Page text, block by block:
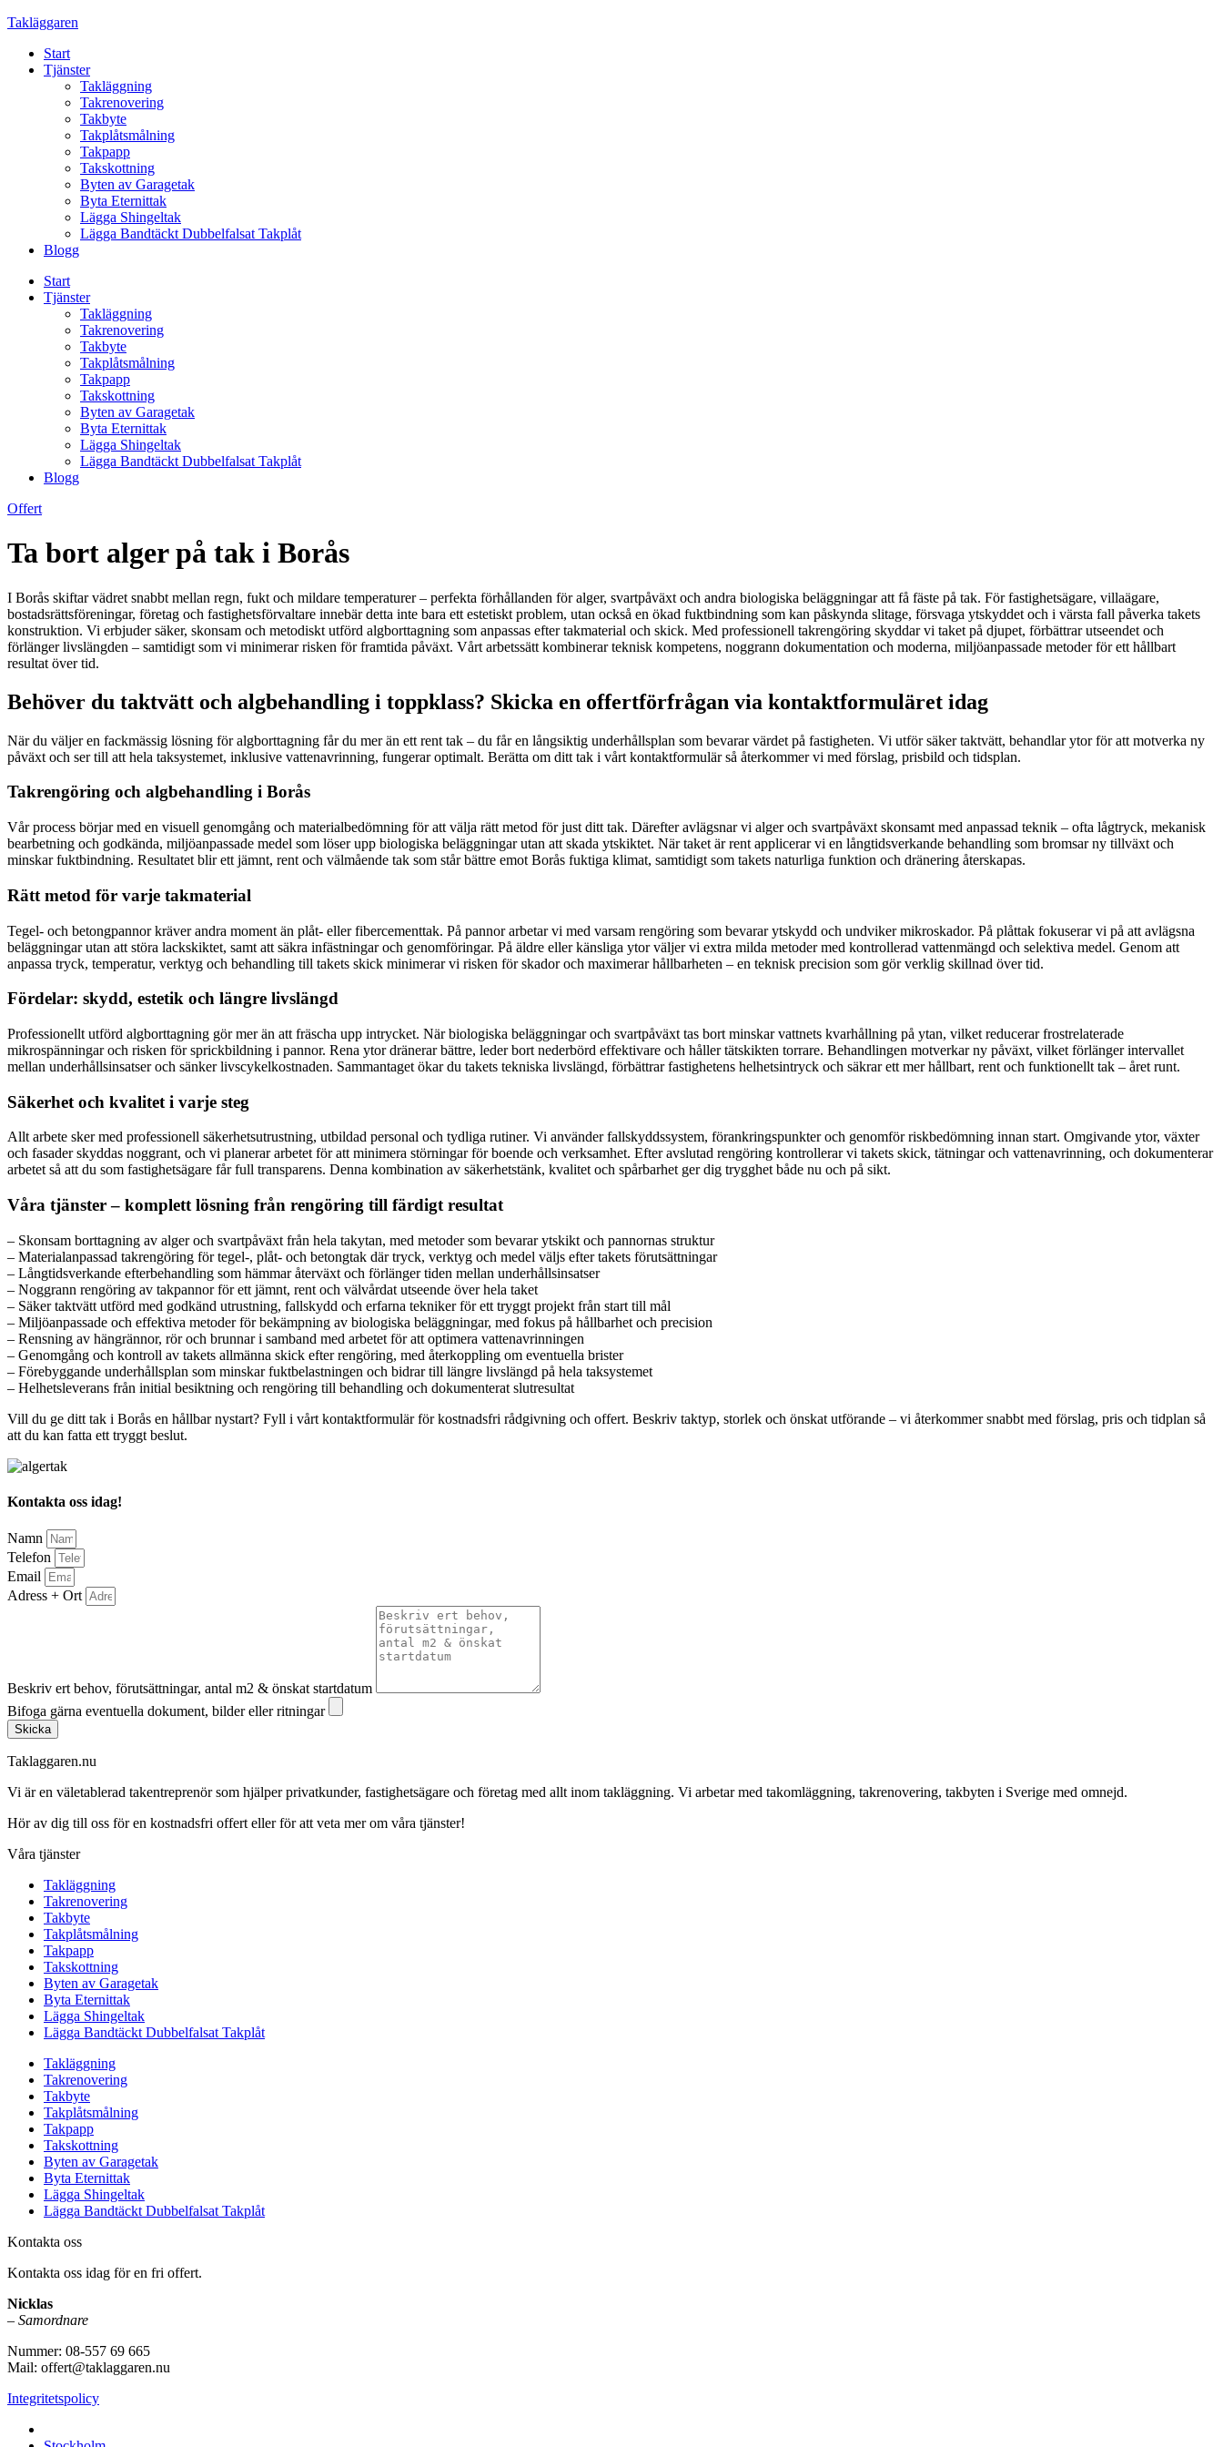
Skip
content
Takläggaren
Start
Tjänster
Takläggning
Takrenovering
Takbyte
Takplåtsmålning
Takpapp
Takskottning
Byten av Garagetak
Byta Eternittak
Lägga Shingeltak
Lägga Bandtäckt Dubbelfalsat Takplåt
Blogg
Start
Tjänster
Takläggning
Takrenovering
Takbyte
Takplåtsmålning
Takpapp
Takskottning
Byten av Garagetak
Byta Eternittak
Lägga Shingeltak
Lägga Bandtäckt Dubbelfalsat Takplåt
Blogg
Offert
Ta bort alger på tak i Borås
I Borås skiftar vädret snabbt mellan regn, fukt och mildare temperaturer – perfekta förhållanden för alger, svartpåväxt och andra biologiska beläggningar att få fäste på tak. För fastighetsägare, villaägare,
bostadsrättsföreningar, företag och fastighetsförvaltare innebär detta inte bara ett estetiskt problem, utan också en ökad fuktbindning som kan påskynda slitage, försvaga ytskyddet och i värsta fall påverka takets
konstruktion. Vi erbjuder säker, skonsam och metodiskt utförd algborttagning som anpassas efter takmaterial och skick. Med professionell takrengöring skyddar vi taket på djupet, förbättrar utseendet och
förlänger livslängden – samtidigt som vi minimerar risken för framtida påväxt. Vårt arbetssätt kombinerar teknisk kompetens, noggrann dokumentation och moderna, miljöanpassade metoder för ett hållbart
resultat över tid.
Behöver du taktvätt och algbehandling i toppklass? Skicka en offertförfrågan via kontaktformuläret idag
När du väljer en fackmässig lösning för algborttagning får du mer än ett rent tak – du får en långsiktig underhållsplan som bevarar värdet på fastigheten. Vi utför säker taktvätt, behandlar ytor för att motverka ny
påväxt och ser till att hela taksystemet, inklusive vattenavrinning, fungerar optimalt. Berätta om ditt tak i vårt kontaktformulär så återkommer vi med förslag, prisbild och tidsplan.
Takrengöring och algbehandling i Borås
Vår process börjar med en visuell genomgång och materialbedömning för att välja rätt metod för just ditt tak. Därefter avlägsnar vi alger och svartpåväxt skonsamt med anpassad teknik – ofta lågtryck, mekanisk
bearbetning och godkända, miljöanpassade medel som löser upp biologiska beläggningar utan att skada ytskiktet. När taket är rent applicerar vi en långtidsverkande behandling som bromsar ny tillväxt och
minskar fuktbindning. Resultatet blir ett jämnt, rent och välmående tak som står bättre emot Borås fuktiga klimat, samtidigt som takets naturliga funktion och dränering återskapas.
Rätt metod för varje takmaterial
Tegel- och betongpannor kräver andra moment än plåt- eller fibercementtak. På pannor arbetar vi med varsam rengöring som bevarar ytskydd och undviker mikroskador. På plåttak fokuserar vi på att avlägsna
beläggningar utan att störa lackskiktet, samt att säkra infästningar och genomföringar. På äldre eller känsliga ytor väljer vi extra milda metoder med kontrollerad vattenmängd och selektiva medel. Genom att
anpassa tryck, temperatur, verktyg och behandling till takets skick minimerar vi risken för skador och maximerar hållbarheten – en teknisk precision som gör verklig skillnad över tid.
Fördelar: skydd, estetik och längre livslängd
Professionellt utförd algborttagning gör mer än att fräscha upp intrycket. När biologiska beläggningar och svartpåväxt tas bort minskar vattnets kvarhållning på ytan, vilket reducerar frostrelaterade
mikrospänningar och risken för sprickbildning i pannor. Rena ytor dränerar bättre, leder bort nederbörd effektivare och håller tätskikten torrare. Behandlingen motverkar ny påväxt, vilket förlänger intervallet
mellan underhållsinsatser och sänker livscykelkostnaden. Sammantaget ökar du takets tekniska livslängd, förbättrar fastighetens helhetsintryck och säkrar ett mer hållbart, rent och funktionellt tak – året runt.
Säkerhet och kvalitet i varje steg
Allt arbete sker med professionell säkerhetsutrustning, utbildad personal och tydliga rutiner. Vi använder fallskyddssystem, förankringspunkter och genomför riskbedömning innan start. Omgivande ytor, växter
och fasader skyddas noggrant, och vi planerar arbetet för att minimera störningar för boende och verksamhet. Efter avslutad rengöring kontrollerar vi takets skick, tätningar och vattenavrinning, och dokumenterar
arbetet så att du som fastighetsägare får full transparens. Denna kombination av säkerhetstänk, kvalitet och spårbarhet ger dig trygghet både nu och på sikt.
Våra tjänster – komplett lösning från rengöring till färdigt resultat
– Skonsam borttagning av alger och svartpåväxt från hela takytan, med metoder som bevarar ytskikt och pannornas struktur
– Materialanpassad takrengöring för tegel-, plåt- och betongtak där tryck, verktyg och medel väljs efter takets förutsättningar
– Långtidsverkande efterbehandling som hämmar återväxt och förlänger tiden mellan underhållsinsatser
– Noggrann rengöring av takpannor för ett jämnt, rent och välvårdat utseende över hela taket
– Säker taktvätt utförd med godkänd utrustning, fallskydd och erfarna tekniker för ett tryggt projekt från start till mål
– Miljöanpassade och effektiva metoder för bekämpning av biologiska beläggningar, med fokus på hållbarhet och precision
– Rensning av hängrännor, rör och brunnar i samband med arbetet för att optimera vattenavrinningen
– Genomgång och kontroll av takets allmänna skick efter rengöring, med återkoppling om eventuella brister
– Förebyggande underhållsplan som minskar fuktbelastningen och bidrar till längre livslängd på hela taksystemet
– Helhetsleverans från initial besiktning och rengöring till behandling och dokumenterat slutresultat
Vill du ge ditt tak i Borås en hållbar nystart? Fyll i vårt kontaktformulär för kostnadsfri rådgivning och offert. Beskriv taktyp, storlek och önskat utförande – vi återkommer snabbt med förslag, pris och tidplan så
att du kan fatta ett tryggt beslut.
Kontakta oss idag!
Namn
Telefon
Email
Adress + Ort
Beskriv ert behov, förutsättningar, antal m2 & önskat startdatum
Bifoga gärna eventuella dokument, bilder eller ritningar
Skicka
Taklaggaren.nu
Vi är en väletablerad takentreprenör som hjälper privatkunder, fastighetsägare och företag med allt inom takläggning. Vi arbetar med takomläggning, takrenovering, takbyten i Sverige med omnejd.
Hör av dig till oss för en kostnadsfri offert eller för att veta mer om våra tjänster!
Våra tjänster
Takläggning
Takrenovering
Takbyte
Takplåtsmålning
Takpapp
Takskottning
Byten av Garagetak
Byta Eternittak
Lägga Shingeltak
Lägga Bandtäckt Dubbelfalsat Takplåt
Takläggning
Takrenovering
Takbyte
Takplåtsmålning
Takpapp
Takskottning
Byten av Garagetak
Byta Eternittak
Lägga Shingeltak
Lägga Bandtäckt Dubbelfalsat Takplåt
Kontakta oss
Kontakta oss idag för en fri offert.
Nicklas
– Samordnare
Nummer: 08-557 69 665
Mail: offert@taklaggaren.nu
Integritetspolicy